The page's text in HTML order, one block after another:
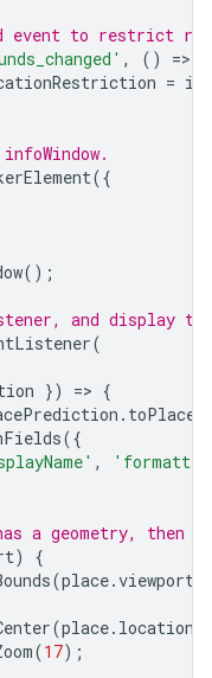
event to restrict
, () =>
=
({
();
and display
(
}) => {
. toPlace
({
,
a geometry, then
)
{
(place.viewport
(place. location
(17);